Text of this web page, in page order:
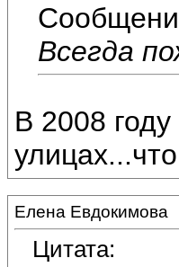
Всегда
В 2008
Елена Евдокимова
Цитата: